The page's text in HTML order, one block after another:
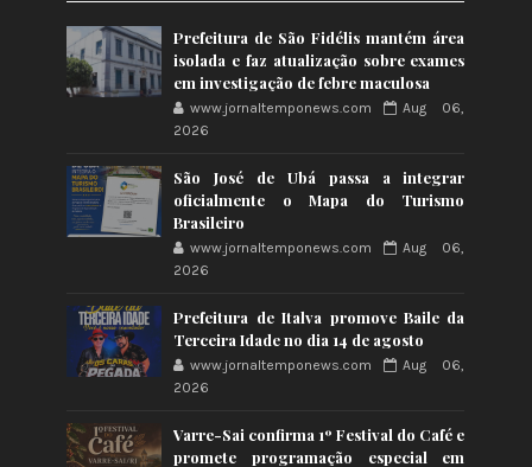
Prefeitura de São Fidélis mantém área
isolada e faz atualização sobre exames
em investigação de febre maculosa
www.jornaltemponews.com
Aug 06,
2026
São José de Ubá passa a integrar
oficialmente o Mapa do Turismo
Brasileiro
www.jornaltemponews.com
Aug 06,
2026
Prefeitura de Italva promove Baile da
Terceira Idade no dia 14 de agosto
www.jornaltemponews.com
Aug 06,
2026
Varre-Sai confirma 1º Festival do Café e
promete programação especial em